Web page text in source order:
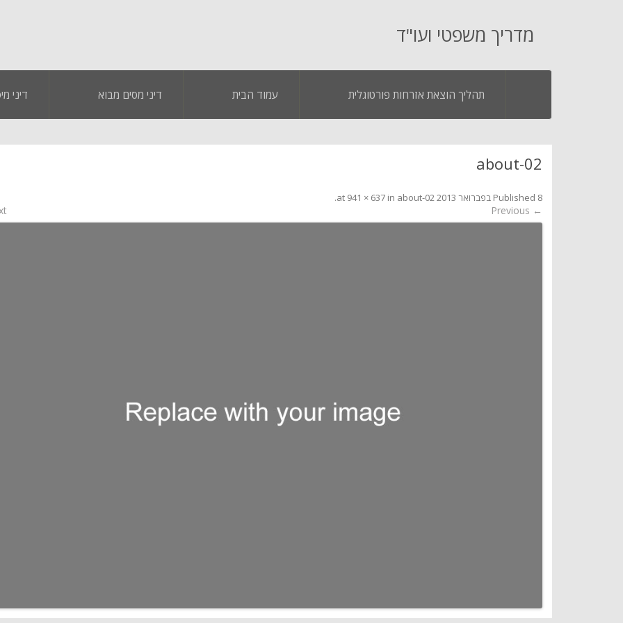
מדריך משפטי ועו"ד
דיני דיני מסים מבוא עמוד הבית תהליך הוצאת אזרחות פורטוגלית
about-02
Published 8 בפברואר 2013 941 × 637 in about-02
.
← Previous
→